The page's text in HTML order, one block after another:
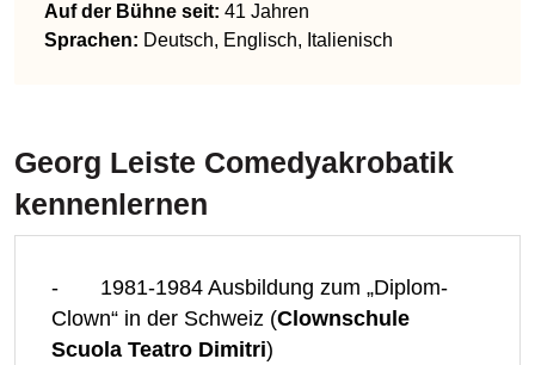
Auf der Bühne seit: 41 Jahren
Sprachen: Deutsch, Englisch, Italienisch
Georg Leiste Comedyakrobatik
kennenlernen
- 1981-1984 Ausbildung zum „Diplom-
Clown“ in der Schweiz (Clownschule
Scuola Teatro Dimitri)